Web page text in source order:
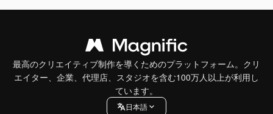
最高のクリエイティブ制作を導くためのプラットフォーム。クリ
エイター、企業、代理店、スタジオを含む100万人以上が利用し
ています。
日本語